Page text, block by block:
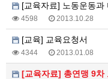
[교육자료] 노동운동과
4598 2013.10.28
[교육] 교육요청서
4344 2013.01.08
[교육자료] 총연맹 9차